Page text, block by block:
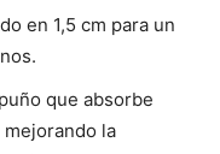
en 1,5 cm para un
que absorbe
mejorando la